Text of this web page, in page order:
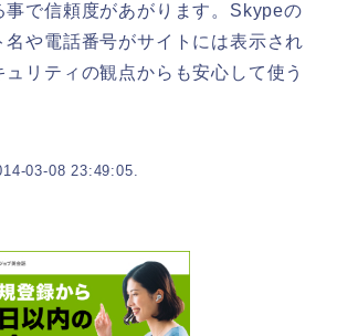
事で信頼度があがります。Skypeの
名や電話番号がサイトには表示され
ュリティの観点からも安心して使う
03-08 23:49:05.